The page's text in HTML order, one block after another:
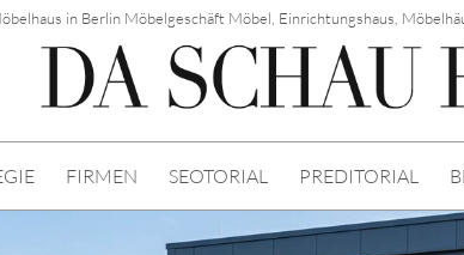
in Berlin Möbelgeschäft Möbel, Einrichtungshaus,
FIRMEN SEOTORIAL PREDITORIAL